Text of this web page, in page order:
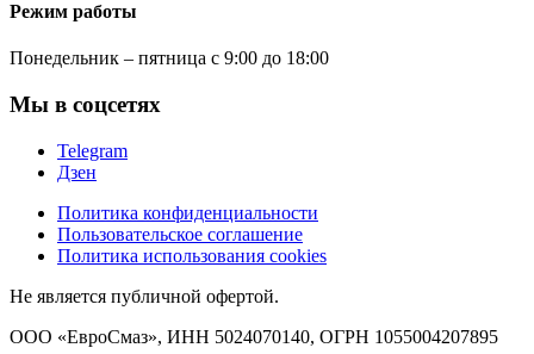
Режим работы
Понедельник – пятница с 9:00 до 18:00
Мы в соцсетях
Telegram
Дзен
Политика конфиденциальности
Пользовательское соглашение
Политика использования cookies
Не является публичной офертой.
ООО «ЕвроСмаз», ИНН 5024070140, ОГРН 1055004207895